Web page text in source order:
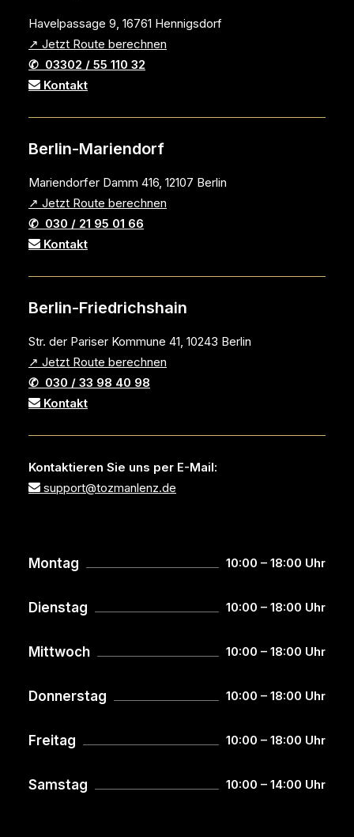
Havelpassage 9, 16761 Hennigsdorf
↗ Jetzt Route berechnen
✆ 03302 / 55 110 32
Kontakt
Berlin-Mariendorf
Mariendorfer Damm 416, 12107 Berlin
↗ Jetzt Route berechnen
✆ 030 / 21 95 01 66
Kontakt
Berlin-Friedrichshain
Str. der Pariser Kommune 41, 10243 Berlin
↗ Jetzt Route berechnen
✆ 030 / 33 98 40 98
Kontakt
Kontaktieren Sie uns per E-Mail:
support@tozmanlenz.de
Montag 10:00 – 18:00 Uhr
Dienstag 10:00 – 18:00 Uhr
Mittwoch 10:00 – 18:00 Uhr
Donnerstag 10:00 – 18:00 Uhr
Freitag 10:00 – 18:00 Uhr
Samstag 10:00 – 14:00 Uhr